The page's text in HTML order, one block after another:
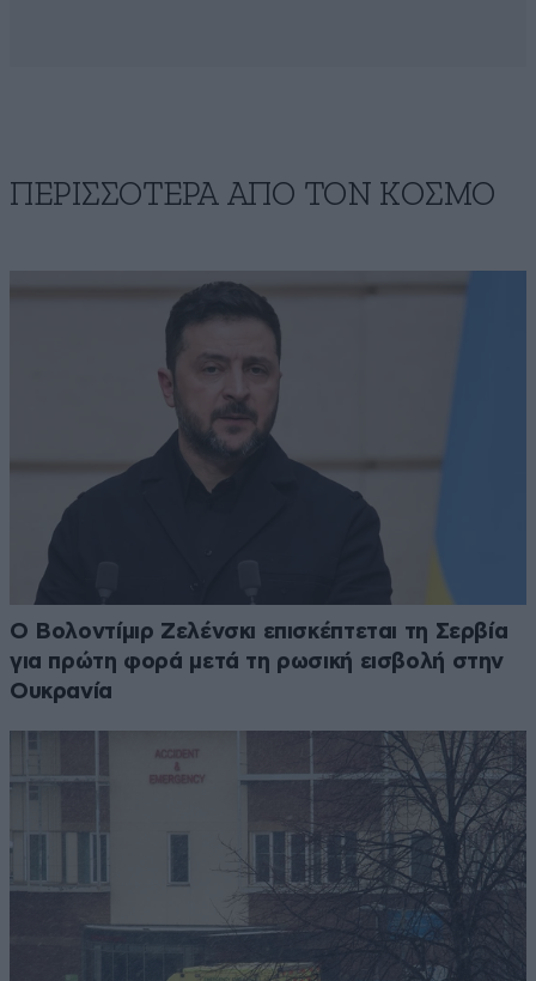
ΠΕΡΙΣΣΟΤΕΡΑ ΑΠΟ ΤΟΝ ΚΟΣΜΟ
Ο Βολοντίμιρ Ζελένσκι επισκέπτεται τη Σερβία
για πρώτη φορά μετά τη ρωσική εισβολή στην
Ουκρανία